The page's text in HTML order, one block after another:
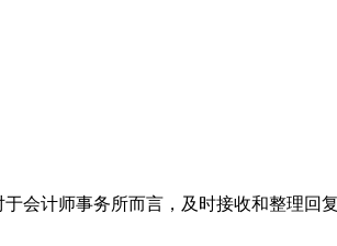
会计师事务所而言，及时接收和整理回